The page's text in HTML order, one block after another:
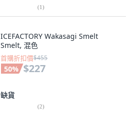
(1)
ICEFACTORY Wakasagi Smelt
Smelt, 混色
首購折扣價$455
50% $227
缺貨
(2)